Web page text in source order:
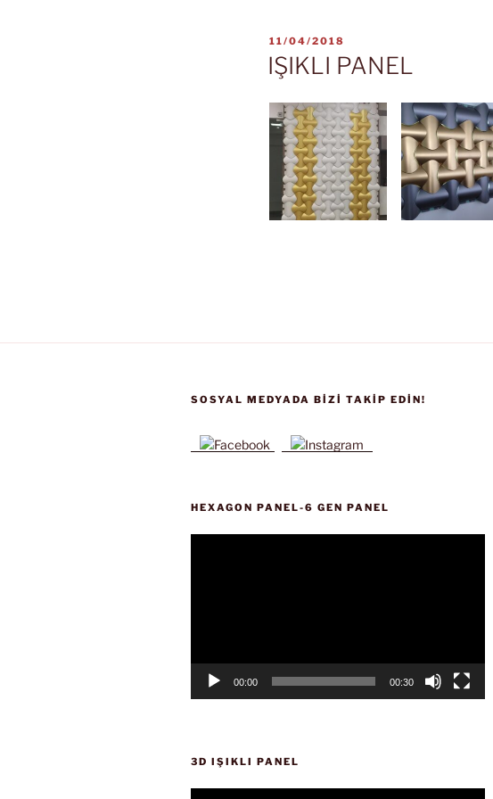
YAYIM
TARIHI
11/04/2018
IŞIKLI PANEL
SOSYAL MEDYADA BIZI TAKIP EDIN!
HEXAGON PANEL-6 GEN PANEL
00:00 00:30
3D IŞIKLI PANEL